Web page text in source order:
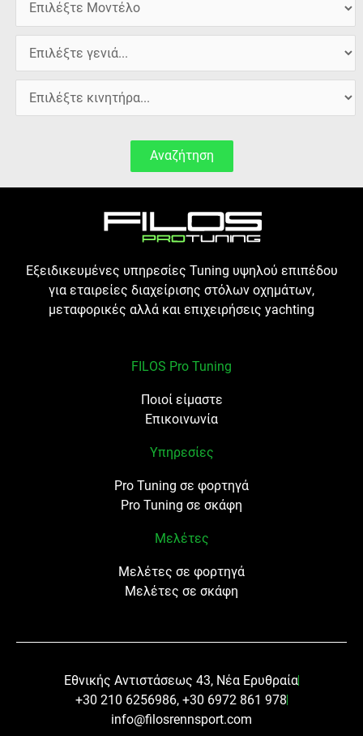
Αναζήτηση
Εξειδικευμένες υπηρεσίες Tuning υψηλού επιπέδου
για εταιρείες διαχείρισης στόλων οχημάτων,
μεταφορικές αλλά και επιχειρήσεις yachting
FILOS Pro Tuning
Ποιοί είμαστε
Επικοινωνία
Υπηρεσίες
Pro Tuning σε φορτηγά
Pro Tuning σε σκάφη
Μελέτες
Μελέτες σε φορτηγά
Μελέτες σε σκάφη
Εθνικής Αντιστάσεως 43, Νέα Ερυθραία
+30 210 6256986, +30 6972 861 978
info@filosrennsport.com